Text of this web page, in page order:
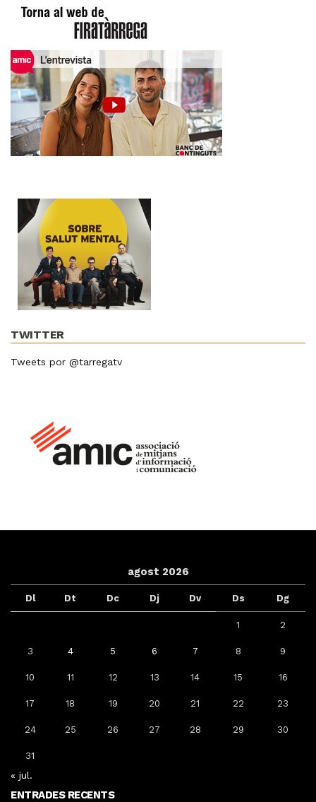
TWITTER
Tweets por @tarregatv
agost 2026
Dl Dt Dc Dj Dv Ds Dg
1 2
3 4 5 6 7 8 9
10 11 12 13 14 15 16
17 18 19 20 21 22 23
24 25 26 27 28 29 30
31
« jul.
ENTRADES RECENTS